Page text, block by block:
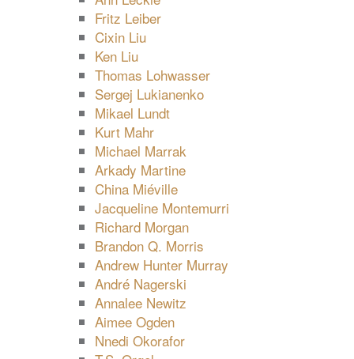
Fritz Leiber
Cixin Liu
Ken Liu
Thomas Lohwasser
Sergej Lukianenko
Mikael Lundt
Kurt Mahr
Michael Marrak
Arkady Martine
China Miéville
Jacqueline Montemurri
Richard Morgan
Brandon Q. Morris
Andrew Hunter Murray
André Nagerski
Annalee Newitz
Aimee Ogden
Nnedi Okorafor